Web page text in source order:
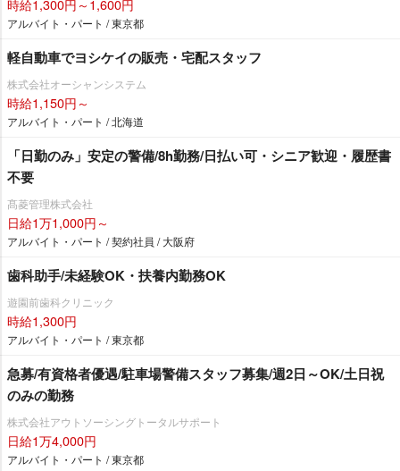
アルバイト・パート / 東京都
軽自動車でヨシケイの販売・宅配スタッフ
株式会社オーシャンシステム
時給1,150円～
アルバイト・パート / 北海道
「日勤のみ」安定の警備/8h勤務/日払い可・シニア歓迎・履歴書
不要
髙菱管理株式会社
日給1万1,000円～
アルバイト・パート / 契約社員 / 大阪府
歯科助手/未経験OK・扶養内勤務OK
遊園前歯科クリニック
時給1,300円
アルバイト・パート / 東京都
急募/有資格者優遇/駐車場警備スタッフ募集/週2日～OK/土日祝
のみの勤務
株式会社アウトソーシングトータルサポート
日給1万4,000円
アルバイト・パート / 東京都